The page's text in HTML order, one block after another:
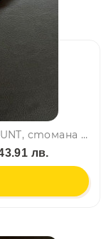
Тежък ловен нож WPKOPYA 169 HUNT, стомана 5CR13, кожена кания
лв.